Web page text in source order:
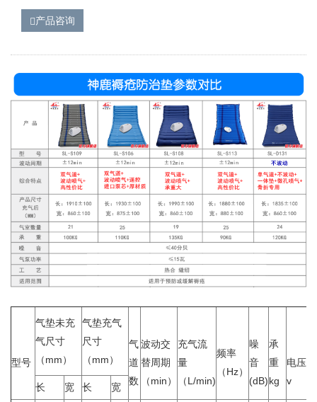
产品咨询
型号
气垫未充
气尺寸
（mm）
气垫充气
尺寸
（mm）
气
道
数
波动交
替周期
（min）
充气流
量
（L/min)
频率
（Hz）
噪
音
(dB)
承
重
kg
电压
v
长 宽 长 宽